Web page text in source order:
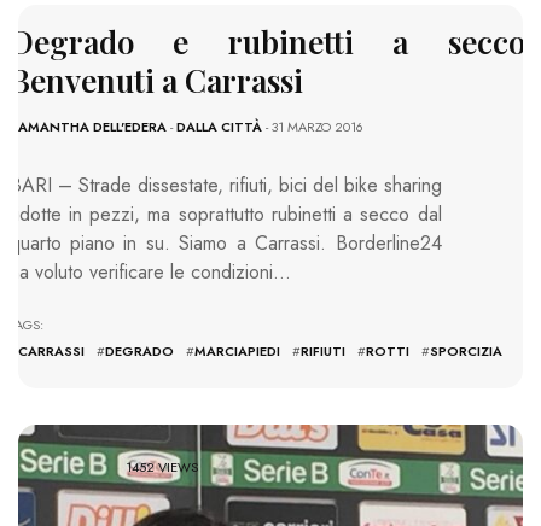
Degrado e rubinetti a secco.
Benvenuti a Carrassi
SAMANTHA DELL'EDERA-DALLA CITTÀ- 31 MARZO 2016
BARI – Strade dissestate, rifiuti, bici del bike sharing
ridotte in pezzi, ma soprattutto rubinetti a secco dal
quarto piano in su. Siamo a Carrassi. Borderline24
ha voluto verificare le condizioni…
TAGS:
CARRASSI #DEGRADO #MARCIAPIEDI #RIFIUTI #ROTTI #SPORCIZIA
1452 VIEWS